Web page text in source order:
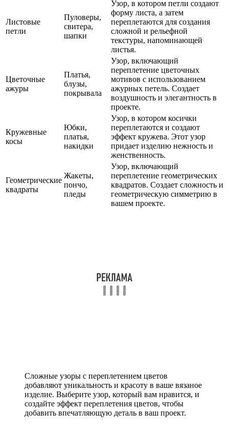
Листовые
петли
Пуловеры,
свитера,
шапки
Узор, в котором петли создают
форму листа, а затем
переплетаются для создания
сложной и рельефной
текстуры, напоминающей
листья.
Цветочные
ажуры
Платья,
блузы,
покрывала
Узор, включающий
переплетение цветочных
мотивов с использованием
ажурных петель. Создает
воздушность и элегантность в
проекте.
Кружевные
косы
Юбки,
платья,
накидки
Узор, в котором косички
переплетаются и создают
эффект кружева. Этот узор
придает изделию нежность и
женственность.
Геометрические
квадраты
Жакеты,
пончо,
пледы
Узор, включающий
переплетение геометрических
квадратов. Создает сложность и
геометрическую симметрию в
вашем проекте.
Сложные узоры с переплетением цветов
добавляют уникальность и красоту в ваше вязаное
изделие. Выберите узор, который вам нравится, и
создайте эффект переплетения цветов, чтобы
добавить впечатляющую деталь в ваш проект.